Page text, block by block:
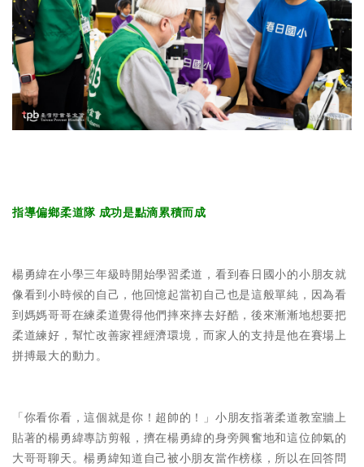
指導偏鄉柔道隊 成功是點滴累積而成
楊勇緯在小學三年級時開始學習柔道，看到春日國小的小朋友就
像看到小時候的自己，他回憶起當初自己也是這般單純，因為看
到媽媽哥哥在練柔道覺得他們摔來摔去好酷，後來漸漸地想要把
柔道練好，幫忙改善家裡經濟環境，而家人的支持是他在賽場上
拼搏最大的動力。
「你看你看，這個就是你！超帥的！」小朋友指著柔道教室牆上
貼著的楊勇緯專訪剪報，擠在楊勇緯的身旁興奮地和這位帥氣的
大哥哥聊天。楊勇緯知道自己被小朋友當作榜樣，所以在回答問